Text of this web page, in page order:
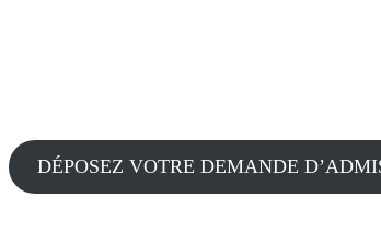
DÉPOSEZ VOTRE DEMANDE